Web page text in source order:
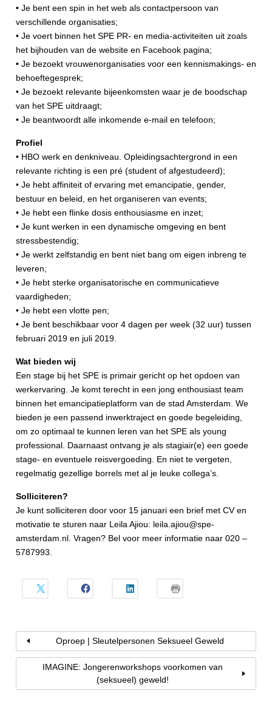
• Je bent een spin in het web als contactpersoon van
verschillende organisaties;
• Je voert binnen het SPE PR- en media-activiteiten uit zoals
het bijhouden van de website en Facebook pagina;
• Je bezoekt vrouwenorganisaties voor een kennismakings- en
behoeftegesprek;
• Je bezoekt relevante bijeenkomsten waar je de boodschap
van het SPE uitdraagt;
• Je beantwoordt alle inkomende e-mail en telefoon;
Profiel
• HBO werk en denkniveau. Opleidingsachtergrond in een
relevante richting is een pré (student of afgestudeerd);
• Je hebt affiniteit of ervaring met emancipatie, gender,
bestuur en beleid, en het organiseren van events;
• Je hebt een flinke dosis enthousiasme en inzet;
• Je kunt werken in een dynamische omgeving en bent
stressbestendig;
• Je werkt zelfstandig en bent niet bang om eigen inbreng te
leveren;
• Je hebt sterke organisatorische en communicatieve
vaardigheden;
• Je hebt een vlotte pen;
• Je bent beschikbaar voor 4 dagen per week (32 uur) tussen
februari 2019 en juli 2019.
Wat bieden wij
Een stage bij het SPE is primair gericht op het opdoen van
werkervaring. Je komt terecht in een jong enthousiast team
binnen het emancipatieplatform van de stad Amsterdam. We
bieden je een passend inwerktraject en goede begeleiding,
om zo optimaal te kunnen leren van het SPE als young
professional. Daarnaast ontvang je als stagiair(e) een goede
stage- en eventuele reisvergoeding. En niet te vergeten,
regelmatig gezellige borrels met al je leuke collega’s.
Solliciteren?
Je kunt solliciteren door voor 15 januari een brief met CV en
motivatie te sturen naar Leila Ajiou: leila.ajiou@spe-
amsterdam.nl. Vragen? Bel voor meer informatie naar 020 –
5787993.
Oproep | Sleutelpersonen Seksueel Geweld
IMAGINE: Jongerenworkshops voorkomen van
(seksueel) geweld!